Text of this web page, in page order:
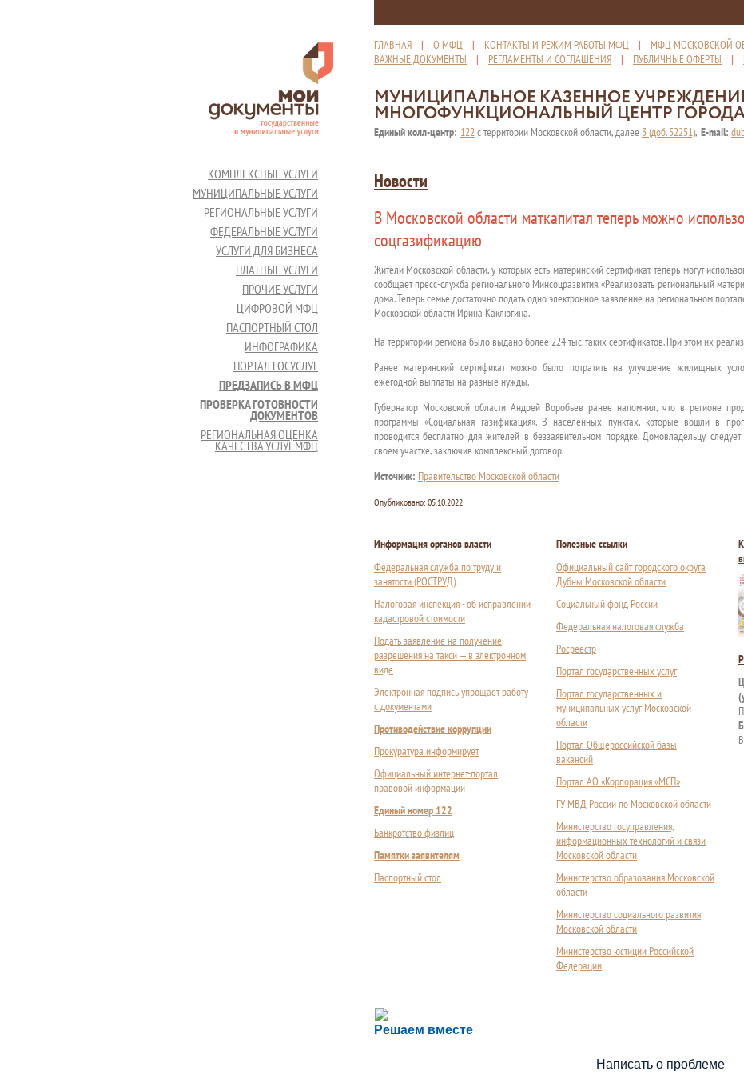
ГЛАВНАЯ | О МФЦ | КОНТАКТЫ И РЕЖИМ РАБОТЫ МФЦ | МФЦ МОСКОВСКОЙ
ВАЖНЫЕ ДОКУМЕНТЫ | РЕГЛАМЕНТЫ И СОГЛАШЕНИЯ | ПУБЛИЧНЫЕ ОФЕРТЫ |
МУНИЦИПАЛЬНОЕ КАЗЕННОЕ
МНОГОФУНКЦИОНАЛЬНЫЙ ЦЕНТР
Единый колл-центр: 122с территории Московской области, далее 3 (доб. 52251), E-mail:
КОМПЛЕКСНЫЕ УСЛУГИ
МУНИЦИПАЛЬНЫЕ УСЛУГИ
РЕГИОНАЛЬНЫЕ УСЛУГИ
ФЕДЕРАЛЬНЫЕ УСЛУГИ
УСЛУГИ ДЛЯ БИЗНЕСА
ПЛАТНЫЕ УСЛУГИ
ПРОЧИЕ УСЛУГИ
ЦИФРОВОЙ МФЦ
ПАСПОРТНЫЙ СТОЛ
ИНФОГРАФИКА
ПОРТАЛ ГОСУСЛУГ
ПРЕДЗАПИСЬ В МФЦ
ПРОВЕРКА ГОТОВНОСТИ
ДОКУМЕНТОВ
РЕГИОНАЛЬНАЯ ОЦЕНКА
КАЧЕСТВА УСЛУГ МФЦ
Новости
В Московской области маткапитал теперь можно
соцгазификацию
Жители Московской области, у которых есть материнский сертификат, теперь могут
сообщает пресс-служба регионального Минсоцразвития. «Реализовать региональный
дома. Теперь семье достаточно подать одно электронное заявление на региональном
Московской области Ирина Каклюгина.
На территории региона было выдано более 224 тыс. таких сертификатов. При этом их
Ранее материнский сертификат можно было потратить на улучшение жилищных
ежегодной выплаты на разные нужды.
Губернатор Московской области Андрей Воробьев ранее напомнил, что в регионе
программы «Социальная газификация». В населенных пунктах, которые вошли в
проводится бесплатно для жителей в беззаявительном порядке. Домовладельцу
своем участке, заключив комплексный договор.
Источник: Правительство Московской области
Опубликовано: 05.10.2022
Информация органов власти
Федеральная служба по труду и
занятости (РОСТРУД)
Налоговая инспекция - об исправлении
кадастровой стоимости
Подать заявление на получение
разрешения на такси — в электронном
виде
Электронная подпись упрощает работу
с документами
Противодействие коррупции
Прокуратура информирует
Официальный интернет-портал
правовой информации
Единый номер 122
Банкротство физлиц
Памятки заявителям
Паспортный стол
Полезные ссылки
Официальный сайт городского округа
Дубны Московской области
Социальный фонд России
Федеральная налоговая служба
Росреестр
Портал государственных услуг
Портал государственных и
муниципальных услуг Московской
области
Портал Общероссийской базы
вакансий
Портал АО «Корпорация «МСП»
ГУ МВД России по Московской области
Министерство госуправления,
информационных технологий и связи
Московской области
Министерство образования Московской
области
Министерство социального развития
Московской области
Министерство юстиции Российской
Федерации
Решаем вместе
Сложности с получением социальной выплаты или
Сообщите об этом
Написать о проблеме